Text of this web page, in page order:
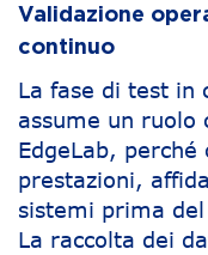
Validazione
continuo
La fase di test in
assume un ruolo
EdgeLab,
prestazioni,
sistemi prima
La raccolta dei